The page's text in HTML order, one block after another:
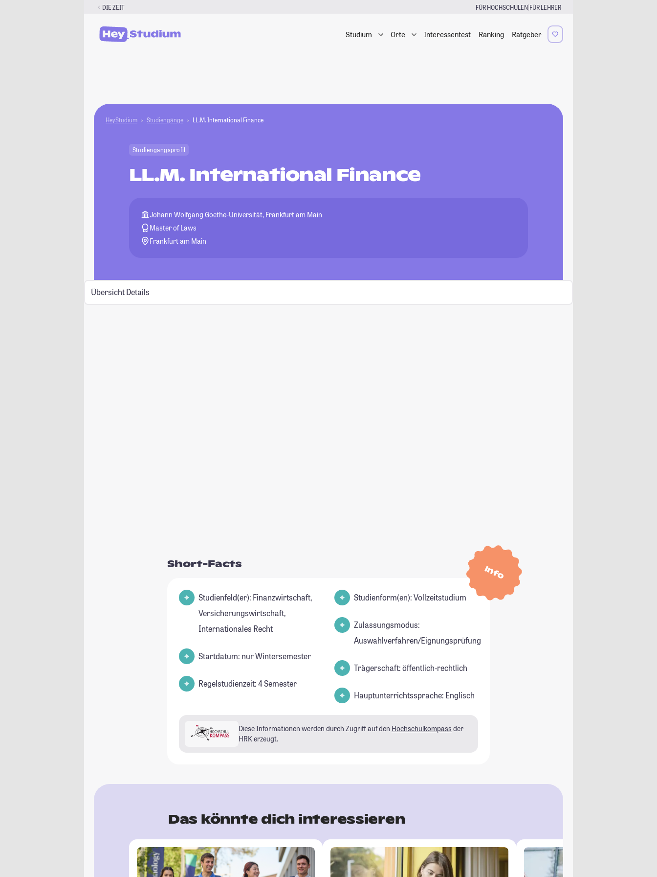
DIE ZEIT FÜR HOCHSCHULEN|FÜR LEHRER
Studium Orte Interessentest Ranking Ratgeber
HeyStudium Studiengänge LL.M. International Finance
Studiengangsprofil
LL.M. International Finance
Johann Wolfgang Goethe-Universität, Frankfurt am Main
Master of Laws
Frankfurt am Main
Übersicht Details
Info
Short-Facts
Studienfeld(er): Finanzwirtschaft,
Versicherungswirtschaft,
Internationales Recht
Startdatum: nur Wintersemester
Regelstudienzeit: 4 Semester
Studienform(en): Vollzeitstudium
Zulassungsmodus:
Auswahlverfahren/Eignungsprüfung
Trägerschaft: öffentlich-rechtlich
Hauptunterrichtssprache: Englisch
Diese Informationen werden durch Zugriff auf den Hochschulkompass der
HRK erzeugt.
Das könnte dich interessieren